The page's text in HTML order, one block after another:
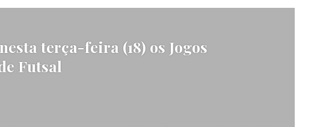
terça-feira (18) os Jogos
Futsal